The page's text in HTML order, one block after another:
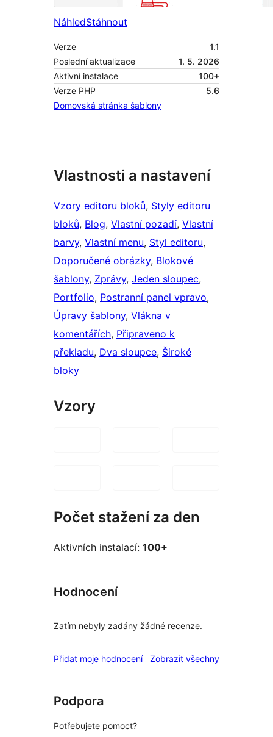
NáhledStáhnout
Verze
1.1
Poslední aktualizace
1. 5. 2026
Aktivní instalace
100+
Verze PHP
5.6
Domovská stránka šablony
Vlastnosti a nastavení
Vzory editoru bloků, Styly editoru
bloků, Blog, Vlastní pozadí, Vlastní
barvy, Vlastní menu, Styl editoru
Doporučené obrázky, Blokové
šablony, Zprávy, Jeden sloupec
Portfolio, Postranní panel vpravo
Úpravy šablony, Vlákna v
komentářích, Připraveno k
překladu, Dva sloupce, Široké
bloky
Vzory
Počet stažení za den
Aktivních instalací: 100+
Hodnocení
Zatím nebyly zadány žádné recenze.
Přidat moje hodnocení Zobrazit všechnyrecenze
Podpora
Potřebujete pomoct?